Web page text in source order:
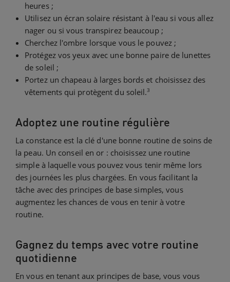
heures ;
Utilisez un écran solaire résistant à l'eau si vous allez
nager ou si vous transpirez beaucoup ;
Cherchez l'ombre lorsque vous le pouvez ;
Protégez vos yeux avec une bonne paire de lunettes
de soleil ;
Portez un chapeau à larges bords et choisissez des
vêtements qui protègent du soleil.3
Adoptez une routine régulière
La constance est la clé d'une bonne routine de soins de
la peau. Un conseil en or : choisissez une routine
simple à laquelle vous pouvez vous tenir même lors
des journées les plus chargées. En vous facilitant la
tâche avec des principes de base simples, vous
augmentez les chances de vous en tenir à votre
routine.
Gagnez du temps avec votre routine
quotidienne
En vous en tenant aux principes de base, vous vous